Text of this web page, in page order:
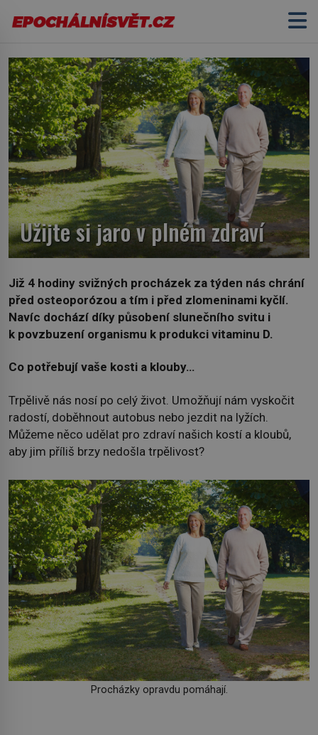
Užijte si jaro v plném zdraví
Již 4 hodiny svižných procházek za týden nás chrání
před osteoporózou a tím i před zlomeninami kyčlí.
Navíc dochází díky působení slunečního svitu i
k povzbuzení organismu k produkci vitaminu D.
Co potřebují vaše kosti a klouby…
Trpělivě nás nosí po celý život. Umožňují nám vyskočit
radostí, doběhnout autobus nebo jezdit na lyžích.
Můžeme něco udělat pro zdraví našich kostí a kloubů,
aby jim příliš brzy nedošla trpělivost?
Procházky opravdu pomáhají.